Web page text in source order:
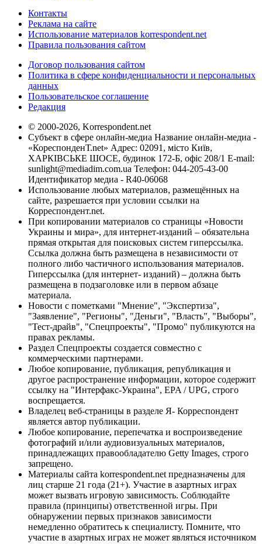
Контакты
Реклама на сайте
Использование материалов korrespondent.net
Правила пользования сайтом
Договор пользования сайтом
Политика в сфере конфиденциальности и персональных
данных
Пользовательское соглашение
Редакция
© 2000-2026, Korrespondent.net
Субъект в сфере онлайн-медиа Название онлайн-медиа -
«КореспонденТ.net» Адрес: 02091, місто Київ,
ХАРКІВСЬКЕ ШОСЕ, будинок 172-Б, офіс 208/1 E-mail:
sunlight@mediadim.com.ua Телефон: 044-205-43-00
Идентификатор медиа - R40-06068
Использование любых материалов, размещённых на
сайте, разрешается при условии ссылки на
Корреспондент.net.
При копировании материалов со страницы «Новости
Украины и мира», для интернет-изданий – обязательна
прямая открытая для поисковых систем гиперссылка.
Ссылка должна быть размещена в независимости от
полного либо частичного использования материалов.
Гиперссылка (для интернет- изданий) – должна быть
размещена в подзаголовке или в первом абзаце
материала.
Новости с пометками "Мнение", "Экспертиза",
"Заявление", "Регионы", "Деньги", "Власть", "Выборы",
"Тест-драйв", "Спецпроекты", "Промо" публикуются на
правах рекламы.
Раздел Спецпроекты создается совместно с
коммерческими партнерами.
Любое копирование, публикация, републикация и
другое распространение информации, которое содержит
ссылку на "Интерфакс-Украина", EPA / UPG, строго
воспрещается.
Владелец веб-страницы в разделе Я- Корреспондент
является автор публикации.
Любое копирование, перепечатка и воспроизведение
фотографий и/или аудиовизуальных материалов,
принадлежащих правообладателю Getty Images, строго
запрещено.
Материалы сайта korrespondent.net предназначены для
лиц старше 21 года (21+). Участие в азартных играх
может вызвать игровую зависимость. Соблюдайте
правила (принципы) ответственной игры. При
обнаружении первых признаков зависимости
немедленно обратитесь к специалисту. Помните, что
участие в азартных играх не может являться источником